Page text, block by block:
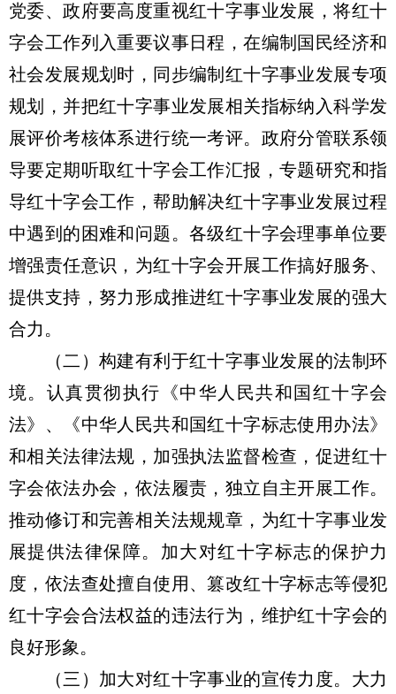
党委、政府要高度重视红十字事业发展，将红十
字会工作列入重要议事日程，在编制国民经济和
社会发展规划时，同步编制红十字事业发展专项
规划，并把红十字事业发展相关指标纳入科学发
展评价考核体系进行统一考评。政府分管联系领
导要定期听取红十字会工作汇报，专题研究和指
导红十字会工作，帮助解决红十字事业发展过程
中遇到的困难和问题。各级红十字会理事单位要
增强责任意识，为红十字会开展工作搞好服务、
提供支持，努力形成推进红十字事业发展的强大
合力。
（二）构建有利于红十字事业发展的法制环
境。认真贯彻执行《中华人民共和国红十字会
法》、《中华人民共和国红十字标志使用办法》
和相关法律法规，加强执法监督检查，促进红十
字会依法办会，依法履责，独立自主开展工作。
推动修订和完善相关法规规章，为红十字事业发
展提供法律保障。加大对红十字标志的保护力
度，依法查处擅自使用、篡改红十字标志等侵犯
红十字会合法权益的违法行为，维护红十字会的
良好形象。
（三）加大对红十字事业的宣传力度。大力